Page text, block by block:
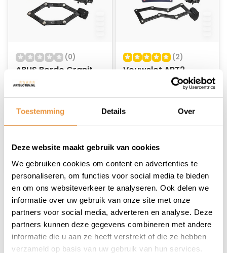
Toestemming Details Over
Deze website maakt gebruik van cookies
We gebruiken cookies om content en advertenties te
personaliseren, om functies voor social media te bieden
en om ons websiteverkeer te analyseren. Ook delen we
informatie over uw gebruik van onze site met onze
partners voor social media, adverteren en analyse. Deze
partners kunnen deze gegevens combineren met andere
informatie die u aan ze heeft verstrekt of die ze hebben
verzameld op basis van uw gebruik van hun services.
(0)
ABUS Bordo Granit
6500/90 Fiets
Op voorraad
139,95
(2)
Vouwslot ART2
120cm 6500/120
Op voorraad
164,95
1